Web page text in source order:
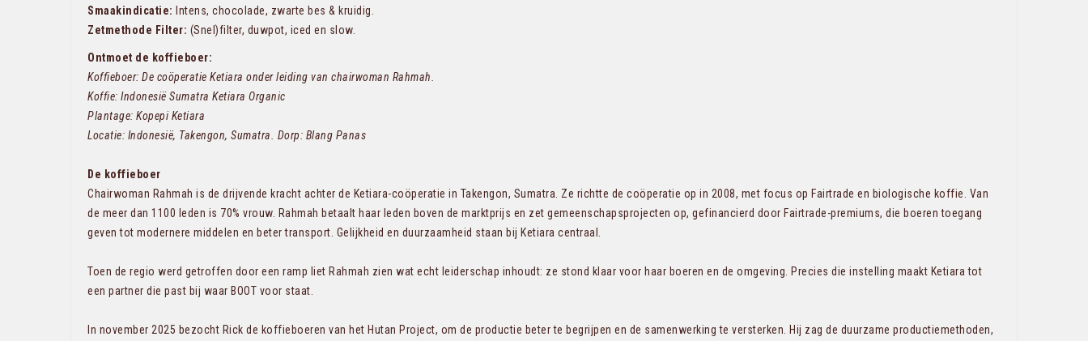
Smaakindicatie: Intens, chocolade, zwarte bes & kruidig.
Zetmethode Filter: (Snel)filter, duwpot, iced en slow.
Ontmoet de koffieboer:
Koffieboer: De coöperatie Ketiara onder leiding van chairwoman Rahmah.
Koffie: Indonesië Sumatra Ketiara Organic
Plantage: Kopepi Ketiara
Locatie: Indonesië, Takengon, Sumatra. Dorp: Blang Panas
De koffieboer
Chairwoman Rahmah is de drijvende kracht achter de Ketiara-coöperatie in Takengon, Sumatra. Ze richtte de coöperatie op in 2008, met focus op Fairtrade en biologische koffie. Van
de meer dan 1100 leden is 70% vrouw. Rahmah betaalt haar leden boven de marktprijs en zet gemeenschapsprojecten op, gefinancierd door Fairtrade-premiums, die boeren toegang
geven tot modernere middelen en beter transport. Gelijkheid en duurzaamheid staan bij Ketiara centraal.
Toen de regio werd getroffen door een ramp liet Rahmah zien wat echt leiderschap inhoudt: ze stond klaar voor haar boeren en de omgeving. Precies die instelling maakt Ketiara tot
een partner die past bij waar BOOT voor staat.
In november 2025 bezocht Rick de koffieboeren van het Hutan Project, om de productie beter te begrijpen en de samenwerking te versterken. Hij zag de duurzame productiemethoden,